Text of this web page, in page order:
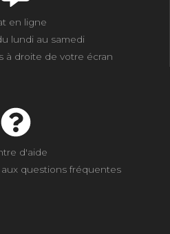
en ligne
lundi au samedi
à droite de votre écran
d'aide
questions fréquentes